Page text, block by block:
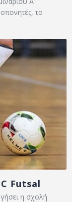
το
Futsal
η σχολή